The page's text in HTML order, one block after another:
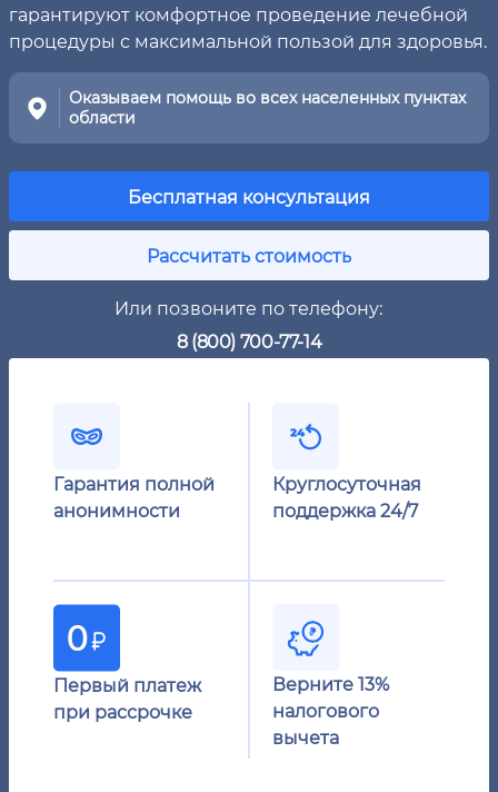
гарантируют комфортное проведение лечебной
процедуры с максимальной пользой для здоровья.
Оказываем помощь во всех населенных пунктах
области
Бесплатная консультация
Рассчитать стоимость
Или позвоните по телефону:
8 (800) 700-77-14
Гарантия полной
анонимности
Круглосуточная
поддержка 24/7
Первый платеж
при рассрочке
Верните 13%
налогового
вычета